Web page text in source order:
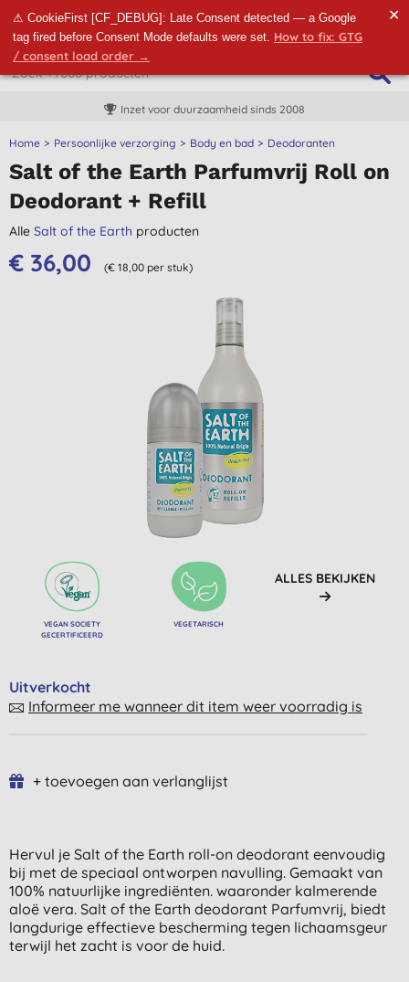
⚠ CookieFirst [CF_DEBUG]: Late Consent detected — a Google
tag fired before Consent Mode defaults were set. How to fix: GTG
/ consent load order →
✕
Inzet voor duurzaamheid sinds 2008
Home Persoonlijke verzorging Body en bad Deodoranten
Salt of the Earth Parfumvrij Roll on
Deodorant + Refill
Alle Salt of the Earth producten
€ 36,00 (€ 18,00 per stuk)
VEGAN SOCIETY
GECERTIFICEERD
VEGETARISCH
ALLES BEKIJKEN
Uitverkocht
Informeer me wanneer dit item weer voorradig is
+ toevoegen aan verlanglijst
Hervul je Salt of the Earth roll-on deodorant eenvoudig
bij met de speciaal ontworpen navulling. Gemaakt van
100% natuurlijke ingrediënten. waaronder kalmerende
aloë vera. Salt of the Earth deodorant Parfumvrij, biedt
langdurige effectieve bescherming tegen lichaamsgeur
terwijl het zacht is voor de huid.